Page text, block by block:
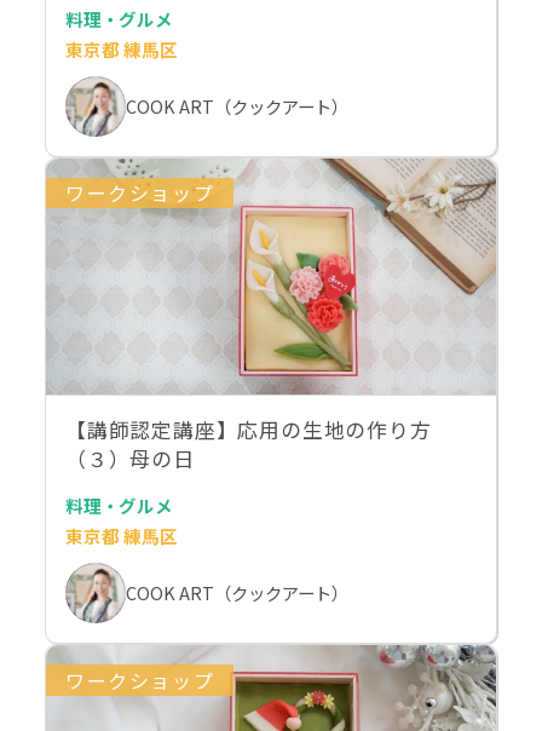
料理・グルメ
東京都 練馬区
COOK ART（クックアート）
ワークショップ
【講師認定講座】応用の生地の作り方
（３）母の日
料理・グルメ
東京都 練馬区
COOK ART（クックアート）
ワークショップ